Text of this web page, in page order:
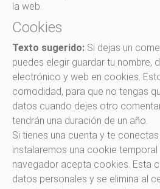
la web.
Cookies
Texto sugerido: Si dejas un
puedes elegir guardar tu nombre,
electrónico y web en cookies.
comodidad, para que no tengas
datos cuando dejes otro
tendrán una duración de un año.
Si tienes una cuenta y te
instalaremos una cookie temporal
navegador acepta cookies. Esta
datos personales y se elimina al